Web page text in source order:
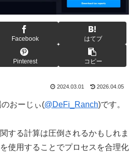
Facebook はてブ
Pinterest コピー
2024.03.01 2026.04.05
おーじぃ(@DeFi_Ranch)です。
する計算は圧倒されるかもしれま
使用することでプロセスを合理化